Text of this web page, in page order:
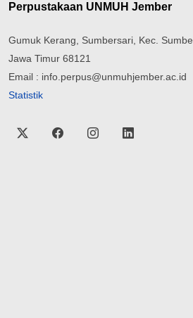
Perpustakaan UNMUH Jember
Gumuk Kerang, Sumbersari, Kec.
Jawa Timur 68121
Email : info.perpus@unmuhjember.ac.id
Statistik